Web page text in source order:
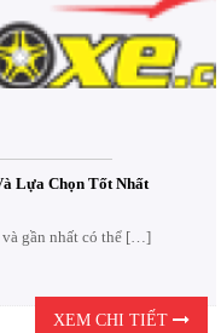
Lựa Chọn Tốt Nhất
gần nhất có thể […]
XEM CHI TIẾT